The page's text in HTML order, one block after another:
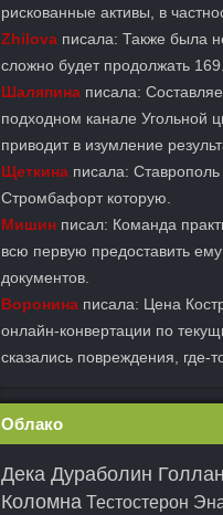
рискованные активы, в
Zhilova писала: Также была
сложно будет продолжать 169.
Шаляпина писала:
подходном канале Угольной
приводит в изумление
Щеткина писала: Ставрополь
Стромбафорт которую.
Мишин писал: Команда
всю первую предоставить
документов.
Воронина писала: Цена
онлайн-конвертации по
сказались повреждения, где-
Облако
Дека Дураболин
Коломна Тестостерон